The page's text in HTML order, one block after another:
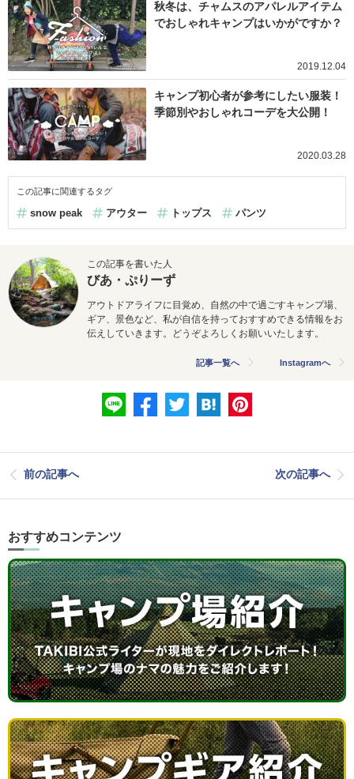
秋冬は、チャムスのアパレルアイテム
でおしゃれキャンプはいかがですか？
2019.12.04
キャンプ初心者が参考にしたい服装！
季節別やおしゃれコーデを大公開！
2020.03.28
この記事に関連するタグ
snow peak アウター トップス パンツ
この記事を書いた人
びあ・ぷりーず
アウトドアライフに目覚め、自然の中で過ごすキャンプ場、
ギア、景色など、私が自信を持っておすすめできる情報をお
伝えしていきます。どうぞよろしくお願いいたします。
記事一覧へ Instagramへ
前の記事へ 次の記事へ
おすすめコンテンツ